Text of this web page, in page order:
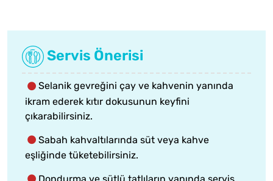
Servis Önerisi
Selanik gevreğini çay ve kahvenin yanında
ikram ederek kıtır dokusunun keyfini
çıkarabilirsiniz.
Sabah kahvaltılarında süt veya kahve
eşliğinde tüketebilirsiniz.